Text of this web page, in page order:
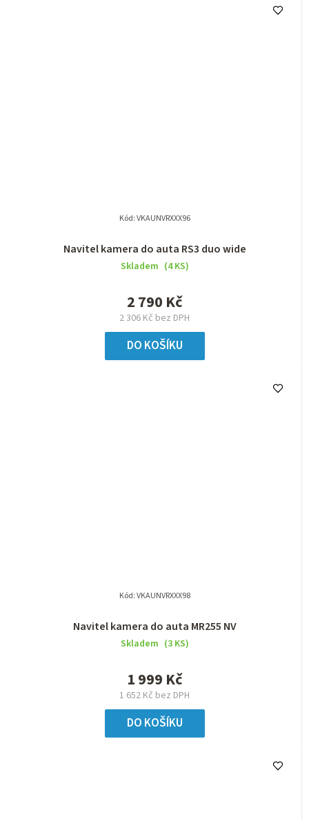
Navitel kamera do auta RS3 duo wide
Skladem (4 KS)
2 306 Kč bez DPH
2 790 Kč
DO KOŠÍKU
Kód:VKAUNVRXXX96
Navitel kamera do auta MR255 NV
Skladem (3 KS)
1 652 Kč bez DPH
1 999 Kč
DO KOŠÍKU
Kód:VKAUNVRXXX98